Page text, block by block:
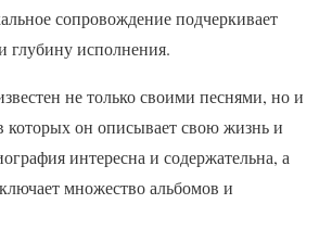
сопровождение подчеркивает
глубину исполнения.
не только своими песнями, но и
которых он описывает свою жизнь и
интересна и содержательна, а
множество альбомов и